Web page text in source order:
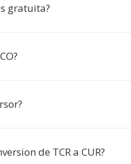
gratuita?
de TCR a CUR?